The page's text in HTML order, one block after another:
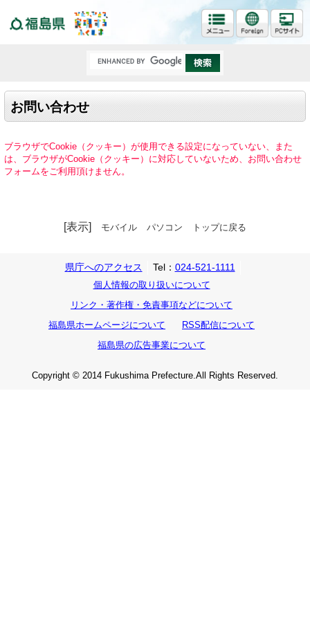
お問い合わせ
ブラウザでCookie（クッキー）が使用できる設定になっていない、また
は、ブラウザがCookie（クッキー）に対応していないため、お問い合わせ
フォームをご利用頂けません。
[表示] モバイル パソコン トップに戻る
県庁へのアクセス Tel： 024-521-1111
個人情報の取り扱いについて
リンク・著作権・免責事項などについて
福島県ホームページについて
RSS配信について
福島県の広告事業について
Copyright © 2014 Fukushima Prefecture.All Rights Reserved.